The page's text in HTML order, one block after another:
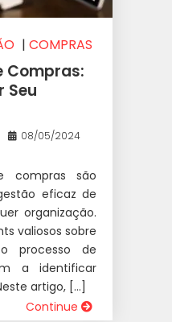
| COMPRAS
Compras:
Seu
08/05/2024
compras são
eficaz de
organização.
valiosos sobre
processo de
a identificar
artigo, […]
Continue